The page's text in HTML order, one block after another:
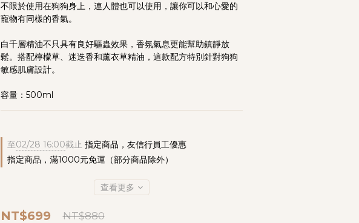
不限於使用在狗狗身上，連人體也可以使用，讓你可以和心愛的
寵物有同樣的香氣。
白千層精油不只具有良好驅蟲效果，香氛氣息更能幫助鎮靜放
鬆。搭配檸檬草、迷迭香和薰衣草精油，這款配方特別針對狗狗
敏感肌膚設計。
容量：500ml
至02/28 16:00截止 指定商品，友信行員工優惠
指定商品，滿1000元免運（部分商品除外）
查看更多
NT$699 NT$880